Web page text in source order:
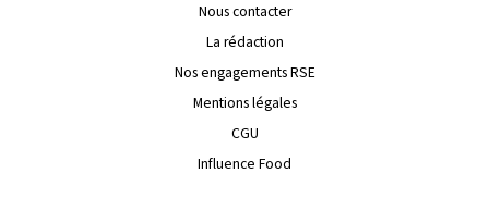
Nous contacter
La rédaction
Nos engagements RSE
Mentions légales
CGU
Influence Food